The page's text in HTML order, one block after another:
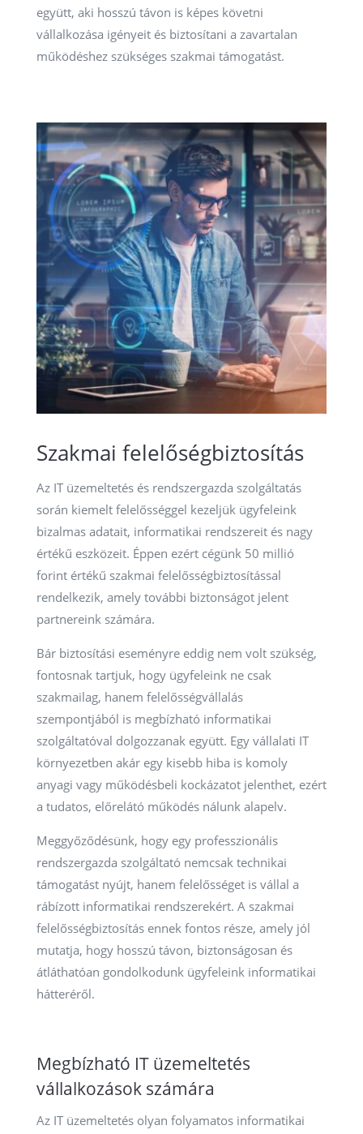
együtt, aki hosszú távon is képes követni
vállalkozása igényeit és biztosítani a zavartalan
működéshez szükséges szakmai támogatást.
Szakmai felelőségbiztosítás
Az IT üzemeltetés és rendszergazda szolgáltatás
során kiemelt felelősséggel kezeljük ügyfeleink
bizalmas adatait, informatikai rendszereit és nagy
értékű eszközeit. Éppen ezért cégünk 50 millió
forint értékű szakmai felelősségbiztosítással
rendelkezik, amely további biztonságot jelent
partnereink számára.
Bár biztosítási eseményre eddig nem volt szükség,
fontosnak tartjuk, hogy ügyfeleink ne csak
szakmailag, hanem felelősségvállalás
szempontjából is megbízható informatikai
szolgáltatóval dolgozzanak együtt. Egy vállalati IT
környezetben akár egy kisebb hiba is komoly
anyagi vagy működésbeli kockázatot jelenthet, ezért
a tudatos, előrelátó működés nálunk alapelv.
Meggyőződésünk, hogy egy professzionális
rendszergazda szolgáltató nemcsak technikai
támogatást nyújt, hanem felelősséget is vállal a
rábízott informatikai rendszerekért. A szakmai
felelősségbiztosítás ennek fontos része, amely jól
mutatja, hogy hosszú távon, biztonságosan és
átláthatóan gondolkodunk ügyfeleink informatikai
hátteréről.
Megbízható IT üzemeltetés
vállalkozások számára
Az IT üzemeltetés olyan folyamatos informatikai